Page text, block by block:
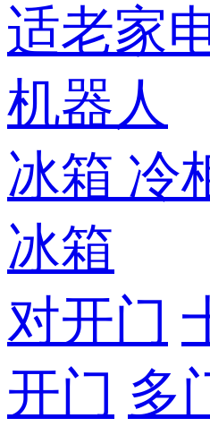
适老家
机器人
冰箱 冷
冰箱
对开门
开门 多